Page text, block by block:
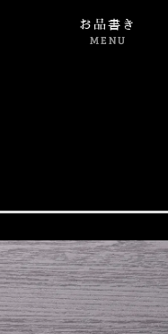
お品書き
MENU